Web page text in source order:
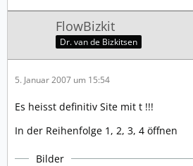
FlowBizkit
Dr. van de Bizkitsen
5. Januar 2007 um 15:54
Es heisst definitiv Site mit t !!!
In der Reihenfolge 1, 2, 3, 4 öffnen
Bilder